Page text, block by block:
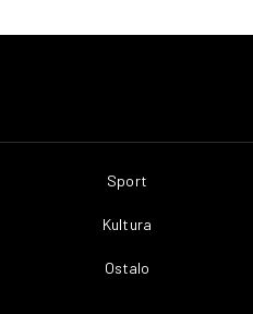
Sport
Kultura
Ostalo